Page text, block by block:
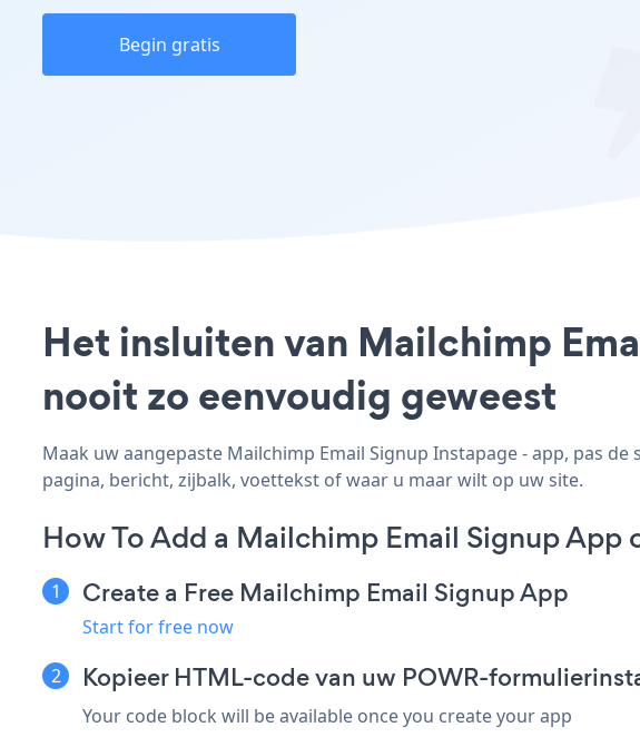
Begin gratis
Het insluiten van Mailchimp
nooit zo eenvoudig geweest
Maak uw aangepaste Mailchimp Email Signup Instapage - app, pas
pagina, bericht, zijbalk, voettekst of waar u maar wilt op uw site.
How To Add a Mailchimp Email Signup App
Create a Free Mailchimp Email Signup App
Start for free now
Kopieer HTML-code van uw POWR-
Your code block will be available once you create your app